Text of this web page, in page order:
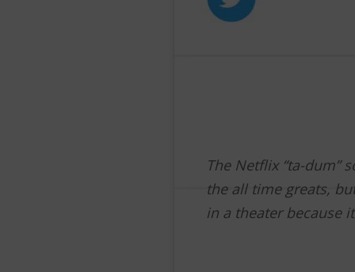
The Netflix “ta-dum”
the all time greats,
in a theater because